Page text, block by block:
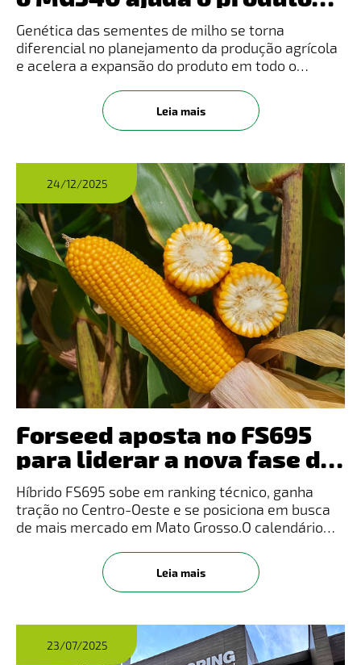
enfrentar a os desafios
climáticos
Genética das sementes de milho se torna
diferencial no planejamento da produção agrícola
e acelera a expansão do produto em todo o
históricos de produção, consumo interno e
exportação está consolidando nov
Leia mais
24/12/2025
Forseed aposta no FS695
para liderar a nova fase da
safrinha em Mato Grosso
Híbrido FS695 sobe em ranking técnico, ganha
tração no Centro-Oeste e se posiciona em busca
de mais mercado em Mato Grosso.O calendário
agronegócio brasileiro. AConab projeta safra
recorde de 350,2 milhões de tonela
Leia mais
23/07/2025